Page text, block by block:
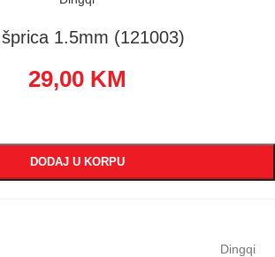
1.5mm (121003)
29,00 KM
DODAJ U KORPU
Dingqi